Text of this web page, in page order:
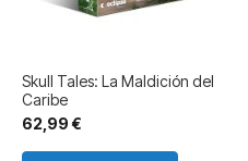
Skull Tales: La Maldición del
Caribe
62,99 €